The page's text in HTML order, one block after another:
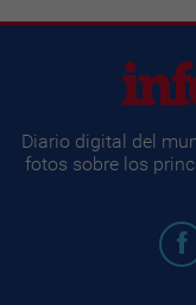
Diario digital del
fotos sobre los